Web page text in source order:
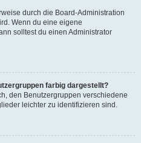
durch die Board-Administration
Wenn du eine eigene
solltest du einen Administrator
farbig dargestellt?
den Benutzergruppen verschiedene
leichter zu identifizieren sind.